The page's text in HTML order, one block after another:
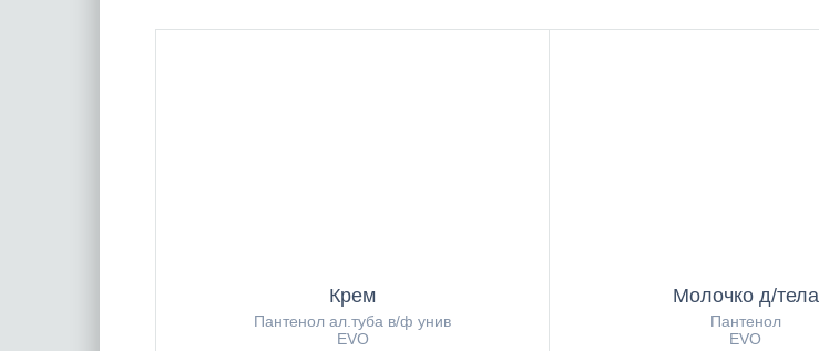
Крем
Пантенол ал.туба в/ф унив
EVO
Молочко д/тела
Пантенол
EVO